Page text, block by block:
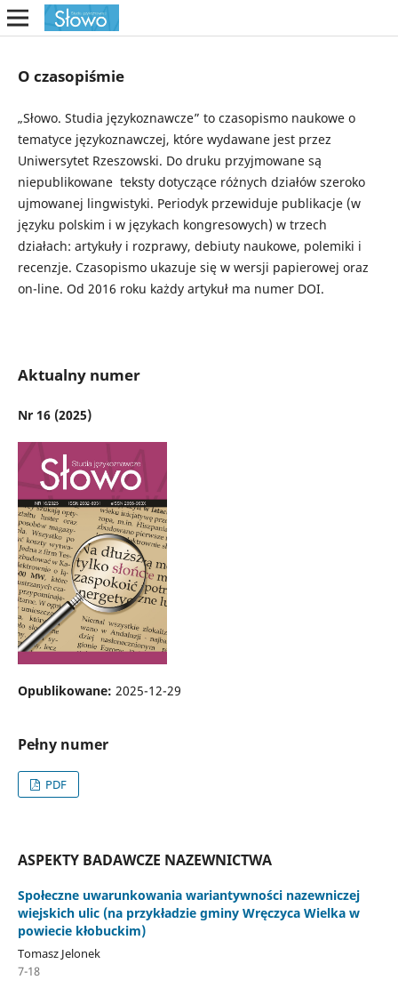
O czasopiśmie
„Słowo. Studia językoznawcze” to czasopismo naukowe o
tematyce językoznawczej, które wydawane jest przez
Uniwersytet Rzeszowski. Do druku przyjmowane są
niepublikowane teksty dotyczące różnych działów szeroko
ujmowanej lingwistyki. Periodyk przewiduje publikacje (w
języku polskim i w językach kongresowych) w trzech
działach: artykuły i rozprawy, debiuty naukowe, polemiki i
recenzje. Czasopismo ukazuje się w wersji papierowej oraz
on-line. Od 2016 roku każdy artykuł ma numer DOI.
Aktualny numer
Nr 16 (2025)
Opublikowane: 2025-12-29
Pełny numer
PDF
ASPEKTY BADAWCZE NAZEWNICTWA
Społeczne uwarunkowania wariantywności nazewniczej
wiejskich ulic (na przykładzie gminy Wręczyca Wielka w
powiecie kłobuckim)
Tomasz Jelonek
7-18